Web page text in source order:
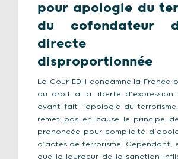
pour apologie du
du cofondateur
directe
disproportionnée
La Cour EDH condamne la France
du droit à la liberté d’expression
ayant fait l’apologie du terrorisme.
remet pas en cause le principe
prononcée pour complicité
d’actes de terrorisme. Cependant,
que la lourdeur de la sanction